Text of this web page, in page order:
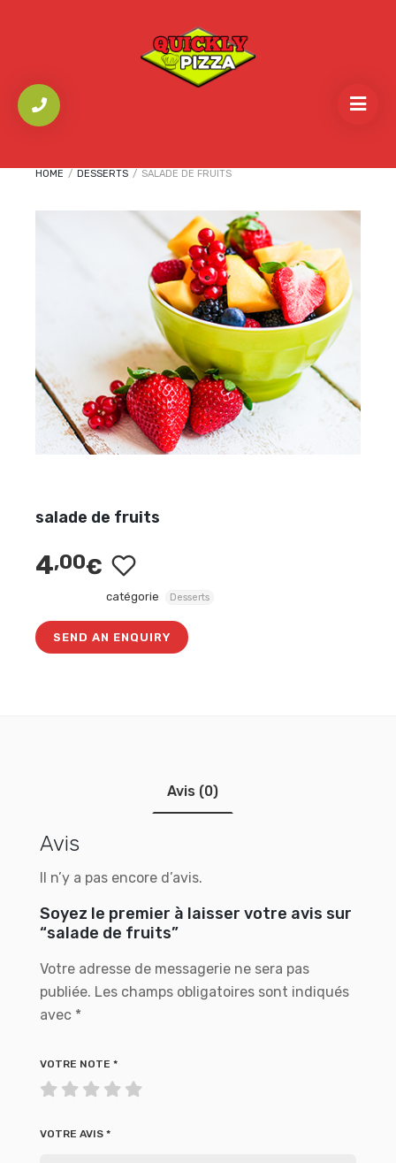
HOME / DESSERTS / SALADE DE FRUITS
salade de fruits
4,00€
catégorie Desserts
SEND AN ENQUIRY
Avis (0)
Avis
Il n’y a pas encore d’avis.
Soyez le premier à laisser votre avis sur
“salade de fruits”
Votre adresse de messagerie ne sera pas
publiée. Les champs obligatoires sont indiqués
avec *
VOTRE NOTE *
VOTRE AVIS *